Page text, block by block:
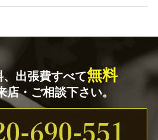
出張費すべて無料
店・ご相談下さい。